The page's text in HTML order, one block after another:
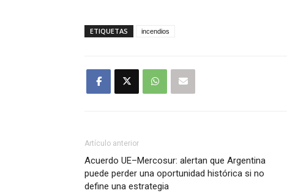
ETIQUETAS incendios
Artículo anterior
Acuerdo UE–Mercosur: alertan que Argentina
puede perder una oportunidad histórica si no
define una estrategia